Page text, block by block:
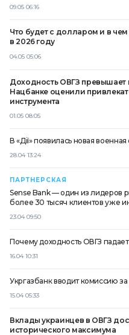
09.05 06:16
04.05 05:06
Что будет с долларом и в
в 2026 году
01.05 08:05
Доходность ОВГЗ
Нацбанке оценили
инструмента
28.04 13:24
В «Дії» появилась новая
23.04 09:50
ПАРТНЕРСКАЯ
Sense Bank — один из лидеров
более 30 тысяч клиентов уже
16.04 10:31
Почему доходность ОВГЗ
15.04 05:33
Укргазбанк вводит комиссию за
Вклады украинцев в ОВГЗ
исторического максимума